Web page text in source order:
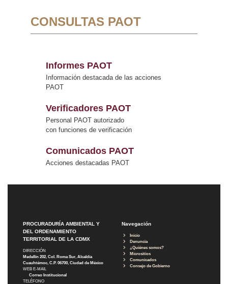
CONSULTAS PAOT
Informes PAOT
Información destacada de las acciones
PAOT
Verificadores PAOT
Personal PAOT autorizado
con funciones de verificación
Comunicados PAOT
Acciones destacadas PAOT
PROCURADURÍA AMBIENTAL Y
DEL ORDENAMIENTO
TERRITORIAL DE LA CDMX
DIRECCIÓN
Medellín 202, Col. Roma Sur, Alcaldía
Cuauhtémoc, C.P. 06700, Ciudad de México
WEB E-MAIL
Correo Institucional
TELÉFONO
Navegación
Inicio
Denuncia
¿Quiénes somos?
Micrositios
Comunicados
Consejo de Gobierno